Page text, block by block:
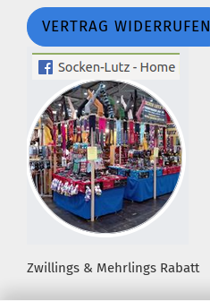
VERTRAG WIDERRUFEN
Zwillings & Mehrlings Rabatt